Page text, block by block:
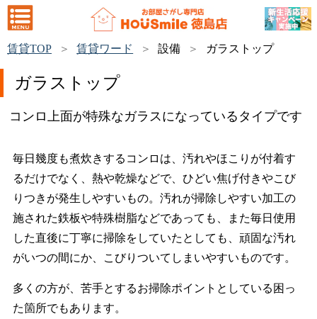
賃貸TOP 賃貸ワード 設備 ガラストップ
ガラストップ
コンロ上面が特殊なガラスになっているタイプです
毎日幾度も煮炊きするコンロは、汚れやほこりが付着す
るだけでなく、熱や乾燥などで、ひどい焦げ付きやこび
りつきが発生しやすいもの。汚れが掃除しやすい加工の
施された鉄板や特殊樹脂などであっても、また毎日使用
した直後に丁寧に掃除をしていたとしても、頑固な汚れ
がいつの間にか、こびりついてしまいやすいものです。
多くの方が、苦手とするお掃除ポイントとしている困っ
た箇所でもあります。